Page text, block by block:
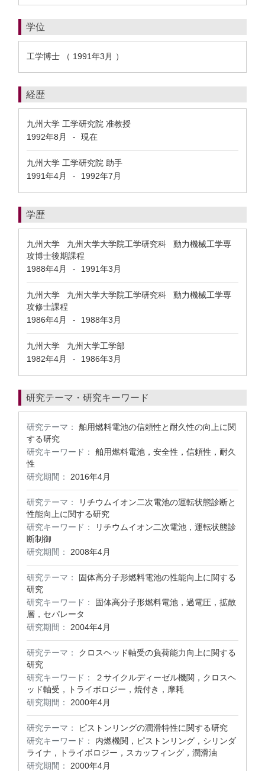
学位
工学博士 （ 1991年3月 ）
経歴
九州大学 工学研究院 准教授
1992年8月
- 現在
九州大学 工学研究院 助手
1991年4月
- 1992年7月
学歴
九州大学 九州大学大学院工学研究科 動力機械工学専
攻博士後期課程
1988年4月
- 1991年3月
九州大学 九州大学大学院工学研究科 動力機械工学専
攻修士課程
1986年4月
- 1988年3月
九州大学 九州大学工学部
1982年4月
- 1986年3月
研究テーマ・研究キーワード
研究テーマ：
舶用燃料電池の信頼性と耐久性の向上に関
する研究
研究キーワード：
舶用燃料電池，安全性，信頼性，耐久
性
研究期間：
2016年4月
研究テーマ：
リチウムイオン二次電池の運転状態診断と
性能向上に関する研究
研究キーワード：
リチウムイオン二次電池，運転状態診
断制御
研究期間：
2008年4月
研究テーマ：
固体高分子形燃料電池の性能向上に関する
研究
研究キーワード：
固体高分子形燃料電池，過電圧，拡散
層，セパレータ
研究期間：
2004年4月
研究テーマ：
クロスヘッド軸受の負荷能力向上に関する
研究
研究キーワード：
２サイクルディーゼル機関，クロスヘ
ッド軸受，トライボロジー，焼付き，摩耗
研究期間：
2000年4月
研究テーマ：
ピストンリングの潤滑特性に関する研究
研究キーワード：
内燃機関，ピストンリング，シリンダ
ライナ，トライボロジー，スカッフィング，潤滑油
研究期間：
2000年4月